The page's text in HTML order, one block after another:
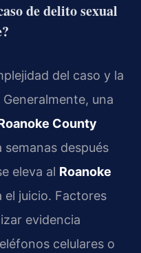
de delito sexual
del caso y la
una
County
semanas después
eleva al Roanoke
el juicio. Factores
evidencia
celulares o